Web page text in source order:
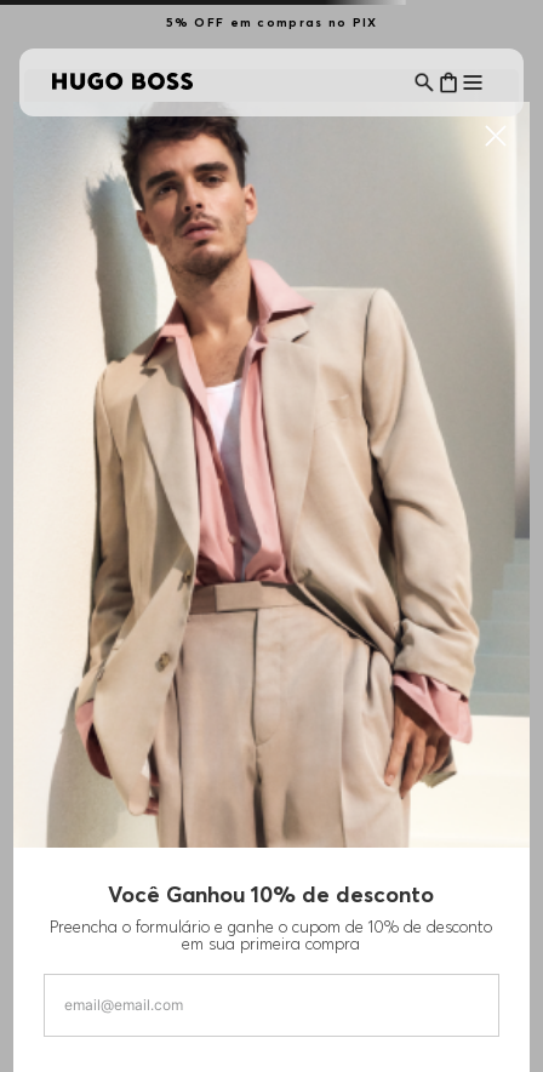
5% OFF em compras no PIX
Você Ganhou 10% de desconto
Preencha o formulário e ganhe o cupom de 10% de desconto
em sua primeira compra